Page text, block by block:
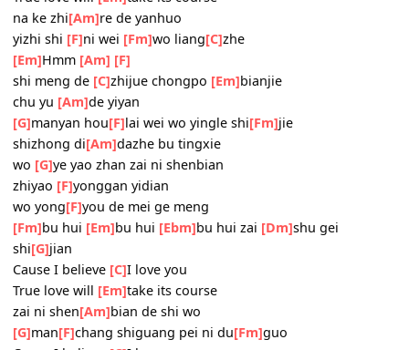
True love will[Em]take its course
zai ni shen[Am] bian de shi wo
[G]man[F]chang shiguang pei ni du
Cause I believe[C]I want you
True love will[Em]
na ke zhi[Am]re de yanhuo
yizhi shi [F]ni wei[Fm]wo liang
[Em]Hmm[Am] [F]
shi meng de[C] zhijue chongpo
chu yu[Am]de yiyan
[G]manyan hou
shizhong di[Am]dazhe bu tingxie
wo[G]ye yao zhan zai ni shenbian
zhiyao[F]yonggan yidian
wo yong[F]you de mei ge meng